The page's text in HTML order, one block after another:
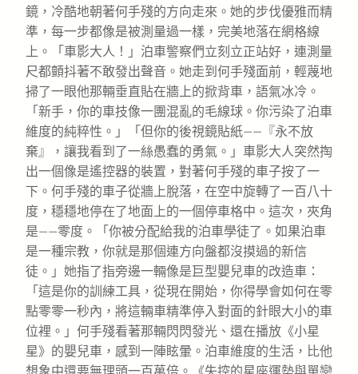
鏡，冷酷地朝著何手殘的方向走來。她的步伐優雅而精
準，每一步都像是被測量過一樣，完美地落在網格線
上。「車影大人！」泊車警察們立刻立正站好，連測量
尺都顫抖著不敢發出聲音。她走到何手殘面前，輕蔑地
掃了一眼他那輛垂直貼在牆上的掀背車，語氣冰冷。
「新手，你的車技像一團混亂的毛線球。你污染了泊車
維度的純粹性。」「但你的後視鏡貼紙——『永不放
棄』，讓我看到了一絲愚蠢的勇氣。」車影大人突然掏
出一個像是遙控器的裝置，對著何手殘的車子按了一
下。何手殘的車子從牆上脫落，在空中旋轉了一百八十
度，穩穩地停在了地面上的一個停車格中。這次，夾角
是——零度。「你被分配給我的泊車學徒了。如果泊車
是一種宗教，你就是那個連方向盤都沒摸過的新信
徒。」她指了指旁邊一輛像是巨型嬰兒車的改造車：
「這是你的訓練工具，從現在開始，你得學會如何在零
點零零一秒內，將這輛車精準停入對面的針眼大小的車
位裡。」何手殘看著那輛閃閃發光、還在播放《小星
星》的嬰兒車，感到一陣眩暈。泊車維度的生活，比他